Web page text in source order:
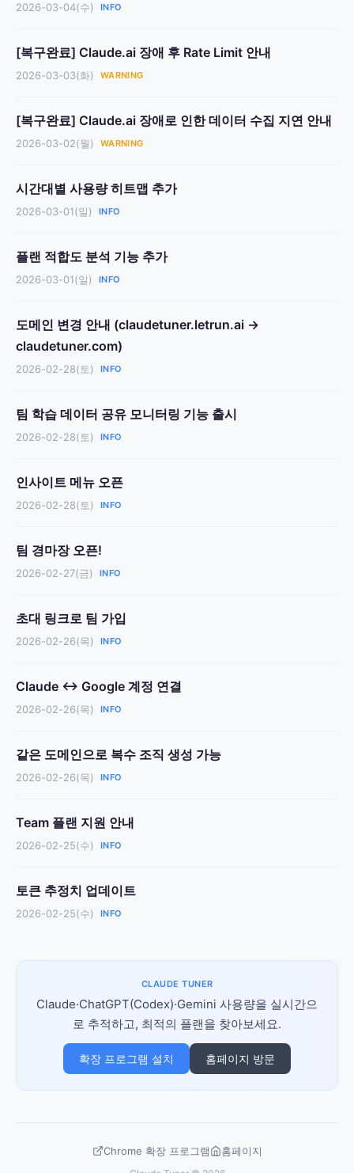
2026-03-04(수) INFO
[복구완료] Claude.ai 장애 후 Rate Limit 안내
2026-03-03(화) WARNING
[복구완료] Claude.ai 장애로 인한 데이터 수집 지연 안내
2026-03-02(월) WARNING
시간대별 사용량 히트맵 추가
2026-03-01(일) INFO
플랜 적합도 분석 기능 추가
2026-03-01(일) INFO
도메인 변경 안내 (claudetuner.letrun.ai →
claudetuner.com)
2026-02-28(토) INFO
팀 학습 데이터 공유 모니터링 기능 출시
2026-02-28(토) INFO
인사이트 메뉴 오픈
2026-02-28(토) INFO
팀 경마장 오픈!
2026-02-27(금) INFO
초대 링크로 팀 가입
2026-02-26(목) INFO
Claude ↔ Google 계정 연결
2026-02-26(목) INFO
같은 도메인으로 복수 조직 생성 가능
2026-02-26(목) INFO
Team 플랜 지원 안내
2026-02-25(수) INFO
토큰 추정치 업데이트
2026-02-25(수) INFO
CLAUDE TUNER
Claude·ChatGPT(Codex)·Gemini 사용량을 실시간으
로 추적하고, 최적의 플랜을 찾아보세요.
확장 프로그램 설치 홈페이지 방문
Chrome 확장 프로그램 홈페이지